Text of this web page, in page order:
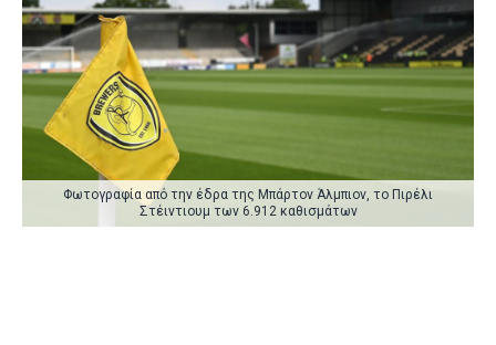
Φωτογραφία από την έδρα της Μπάρτον Άλμπιον, το Πιρέλι
Στέιντιουμ των 6.912 καθισμάτων